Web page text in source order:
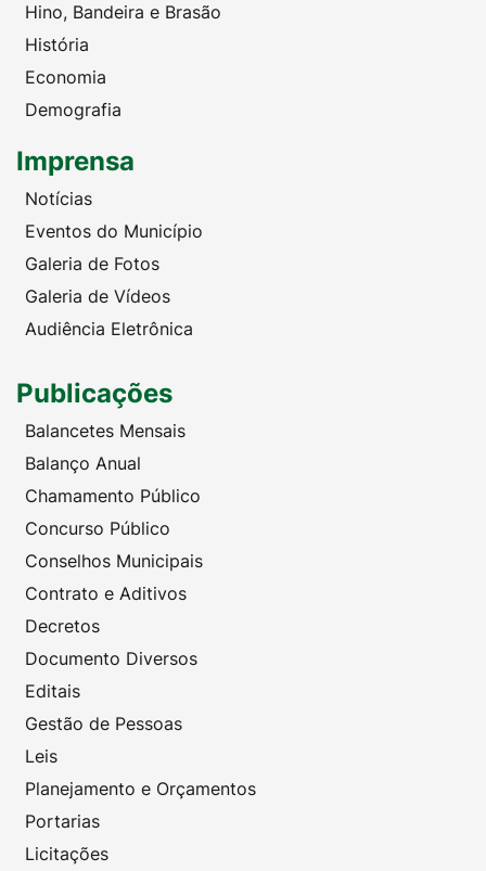
Hino, Bandeira e Brasão
História
Economia
Demografia
Imprensa
Notícias
Eventos do Município
Galeria de Fotos
Galeria de Vídeos
Audiência Eletrônica
Publicações
Balancetes Mensais
Balanço Anual
Chamamento Público
Concurso Público
Conselhos Municipais
Contrato e Aditivos
Decretos
Documento Diversos
Editais
Gestão de Pessoas
Leis
Planejamento e Orçamentos
Portarias
Licitações